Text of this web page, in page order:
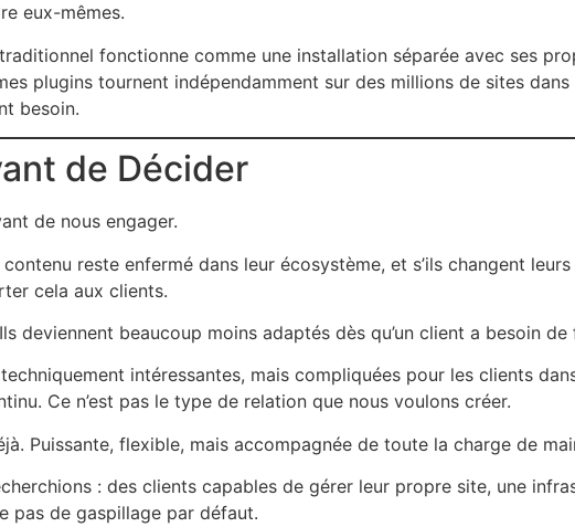
eux-mêmes.
fonctionne comme une installation séparée avec ses
plugins tournent indépendamment sur des millions de sites
besoin.
de Décider
de nous engager.
reste enfermé dans leur écosystème, et s’ils changent
cela aux clients.
deviennent beaucoup moins adaptés dès qu’un client a besoin
intéressantes, mais compliquées pour les clients
Ce n’est pas le type de relation que nous voulons créer.
Puissante, flexible, mais accompagnée de toute la charge de
: des clients capables de gérer leur propre site, une
pas de gaspillage par défaut.